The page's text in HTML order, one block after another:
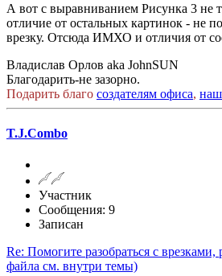
А вот с выравниванием Рисунка 3 не
отличие от остальных картинок - не
врезку. Отсюда ИМХО и отличия от
Владислав Орлов aka JohnSUN
Благодарить-не зазорно.
Подарить благо создателям офиса,
T.J.Combo
Участник
Сообщения: 9
Записан
Re: Помогите разобраться с
файла см. внутри темы)